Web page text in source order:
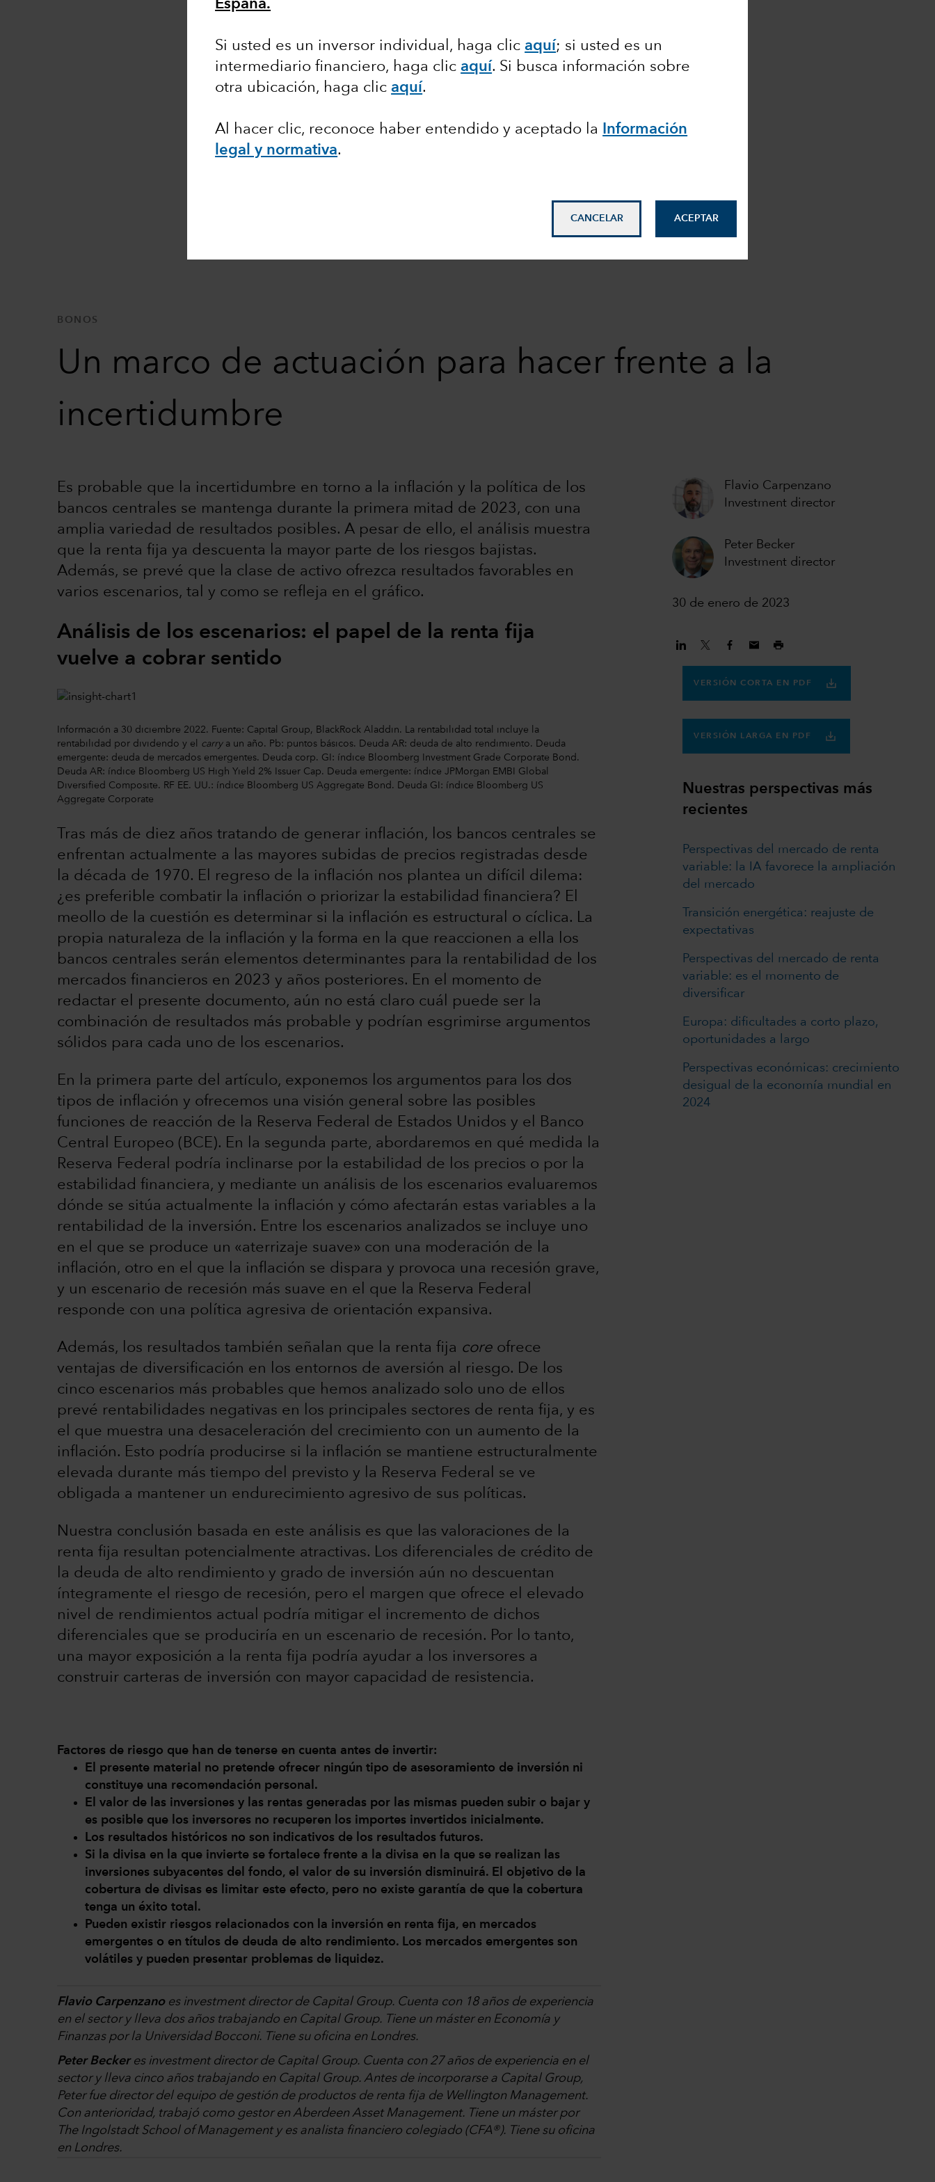
España.
Si usted es un inversor individual, haga clicaquí; si usted es un
intermediario financiero, haga clicaquí. Si busca información sobre
otra ubicación, haga clicaquí.
Al hacer clic, reconoce haber entendido y aceptado la
Información
legal y normativa.
CANCELAR ACEPTAR
BONOS
Un marco de actuación para hacer frente a la
incertidumbre
Flavio Carpenzano
Investment director
Peter Becker
Investment director
30 de enero de 2023
VERSIÓN CORTA EN PDF
Es probable que la incertidumbre en torno a la inflación y la política de los
bancos centrales se mantenga durante la primera mitad de 2023, con una
amplia variedad de resultados posibles. A pesar de ello, el análisis muestra
que la renta fija ya descuenta la mayor parte de los riesgos bajistas.
Además, se prevé que la clase de activo ofrezca resultados favorables en
varios escenarios, tal y como se refleja en el gráfico.
Análisis de los escenarios: el papel de la renta fija
vuelve a cobrar sentido
Información a 30 diciembre 2022. Fuente: Capital Group, BlackRock Aladdin. La rentabilidad total incluye la
rentabilidad por dividendo y el carrya un año. Pb: puntos básicos. Deuda AR: deuda de alto rendimiento. Deuda
emergente: deuda de mercados emergentes. Deuda corp. GI: índice Bloomberg Investment Grade Corporate Bond.
Deuda AR: índice Bloomberg US High Yield 2% Issuer Cap. Deuda emergente: índice JPMorgan EMBI Global
Diversified Composite. RF EE. UU.: índice Bloomberg US Aggregate Bond. Deuda GI: índice Bloomberg US
Aggregate Corporate
Tras más de diez años tratando de generar inflación, los bancos centrales se
enfrentan actualmente a las mayores subidas de precios registradas desde
la década de 1970. El regreso de la inflación nos plantea un difícil dilema:
¿es preferible combatir la inflación o priorizar la estabilidad financiera? El
meollo de la cuestión es determinar si la inflación es estructural o cíclica. La
propia naturaleza de la inflación y la forma en la que reaccionen a ella los
bancos centrales serán elementos determinantes para la rentabilidad de los
mercados financieros en 2023 y años posteriores. En el momento de
redactar el presente documento, aún no está claro cuál puede ser la
combinación de resultados más probable y podrían esgrimirse argumentos
sólidos para cada uno de los escenarios.
En la primera parte del artículo, exponemos los argumentos para los dos
tipos de inflación y ofrecemos una visión general sobre las posibles
funciones de reacción de la Reserva Federal de Estados Unidos y el Banco
Central Europeo (BCE). En la segunda parte, abordaremos en qué medida la
Reserva Federal podría inclinarse por la estabilidad de los precios o por la
estabilidad financiera, y mediante un análisis de los escenarios evaluaremos
dónde se sitúa actualmente la inflación y cómo afectarán estas variables a la
rentabilidad de la inversión. Entre los escenarios analizados se incluye uno
en el que se produce un «aterrizaje suave» con una moderación de la
inflación, otro en el que la inflación se dispara y provoca una recesión grave,
y un escenario de recesión más suave en el que la Reserva Federal
responde con una política agresiva de orientación expansiva.
Además, los resultados también señalan que la renta fija core ofrece
ventajas de diversificación en los entornos de aversión al riesgo. De los
cinco escenarios más probables que hemos analizado solo uno de ellos
prevé rentabilidades negativas en los principales sectores de renta fija, y es
el que muestra una desaceleración del crecimiento con un aumento de la
inflación. Esto podría producirse si la inflación se mantiene estructuralmente
elevada durante más tiempo del previsto y la Reserva Federal se ve
obligada a mantener un endurecimiento agresivo de sus políticas.
Nuestra conclusión basada en este análisis es que las valoraciones de la
renta fija resultan potencialmente atractivas. Los diferenciales de crédito de
la deuda de alto rendimiento y grado de inversión aún no descuentan
íntegramente el riesgo de recesión, pero el margen que ofrece el elevado
nivel de rendimientos actual podría mitigar el incremento de dichos
diferenciales que se produciría en un escenario de recesión. Por lo tanto,
una mayor exposición a la renta fija podría ayudar a los inversores a
construir carteras de inversión con mayor capacidad de resistencia.
Factores de riesgo que han de tenerse en cuenta antes de invertir:
El presente material no pretende ofrecer ningún tipo de asesoramiento de inversión ni
constituye una recomendación personal.
El valor de las inversiones y las rentas generadas por las mismas pueden subir o bajar y
es posible que los inversores no recuperen los importes invertidos inicialmente.
Los resultados históricos no son indicativos de los resultados futuros.
Si la divisa en la que invierte se fortalece frente a la divisa en la que se realizan las
inversiones subyacentes del fondo, el valor de su inversión disminuirá. El objetivo de la
cobertura de divisas es limitar este efecto, pero no existe garantía de que la cobertura
tenga un éxito total.
Pueden existir riesgos relacionados con la inversión en renta fija, en mercados
emergentes o en títulos de deuda de alto rendimiento. Los mercados emergentes son
volátiles y pueden presentar problemas de liquidez.
Flavio Carpenzanoes investment director de Capital Group. Cuenta con 18 años de experiencia
en el sector y lleva dos años trabajando en Capital Group. Tiene un máster en Economía y
Finanzas por la Universidad Bocconi. Tiene su oficina en Londres.
Peter Becker es investment director de Capital Group. Cuenta con 27 años de experiencia en el
sector y lleva cinco años trabajando en Capital Group. Antes de incorporarse a Capital Group,
Peter fue director del equipo de gestión de productos de renta fija de Wellington Management.
Con anterioridad, trabajó como gestor en Aberdeen Asset Management. Tiene un máster por
The Ingolstadt School of Management y es analista financiero colegiado (CFA®). Tiene su oficina
en Londres.
VERSIÓN LARGA EN PDF
Nuestras perspectivas más
recientes
Perspectivas del mercado de renta
variable: la IA favorece la ampliación
del mercado
Transición energética: reajuste de
expectativas
Perspectivas del mercado de renta
variable: es el momento de
diversificar
Europa: dificultades a corto plazo,
oportunidades a largo
Perspectivas económicas: crecimiento
desigual de la economía mundial en
2024